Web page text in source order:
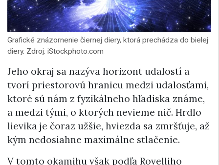
Grafické znázornenie čiernej diery, ktorá prechádza do bielej
diery. Zdroj: iStockphoto.com
Jeho okraj sa nazýva horizont udalostí a
tvorí priestorovú hranicu medzi udalosťami,
ktoré sú nám z fyzikálneho hľadiska známe,
a medzi tými, o ktorých nevieme nič. Hrdlo
lievika je čoraz užšie, hviezda sa zmršťuje, až
kým nedosiahne maximálne stlačenie.
V tomto okamihu však podľa Rovelliho